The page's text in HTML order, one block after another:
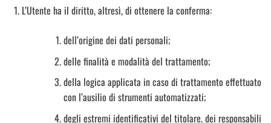
L’Utente ha il diritto, altresì, di ottenere la conferma:
dell’origine dei dati personali;
delle finalità e modalità del trattamento;
della logica applicata in caso di trattamento effettuato
con l’ausilio di strumenti automatizzati;
degli estremi identificativi del titolare, dei responsabili